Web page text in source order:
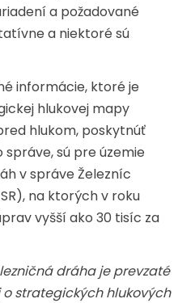
a požadované
a niektoré sú
informácie, ktoré je
hlukovej mapy
hlukom, poskytnúť
správe, sú pre územie
v správe Železníc
na ktorých v roku
vyšší ako 30 tisíc za
dráha je prevzaté
strategických hlukových